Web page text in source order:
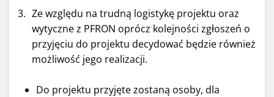
Ze względu na trudną logistykę projektu oraz
wytyczne z PFRON oprócz kolejności zgłoszeń o
przyjęciu do projektu decydować będzie również
możliwość jego realizacji.
Do projektu przyjęte zostaną osoby, dla